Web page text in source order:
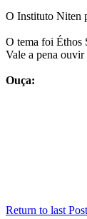
O Instituto Niten
O tema foi Éthos
Vale a pena
Ouça:
Return to last